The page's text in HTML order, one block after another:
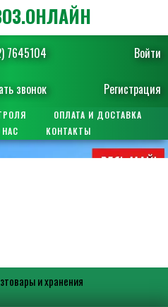
7645104 Войти
звонок Регистрация
ОПЛАТА И ДОСТАВКА
НАС КОНТАКТЫ
и хранения